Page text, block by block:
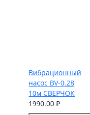
Вибрационный
насос BV-0.28
10м СВЕРЧОК
1990.00 ₽